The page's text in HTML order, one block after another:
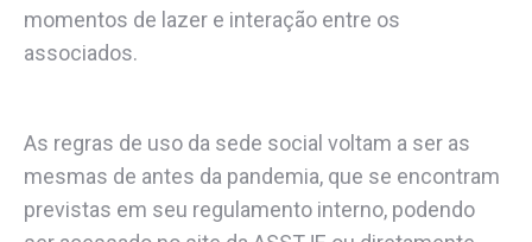
momentos de lazer e interação entre os
associados.
As regras de uso da sede social voltam a ser as
mesmas de antes da pandemia, que se encontram
previstas em seu regulamento interno, podendo